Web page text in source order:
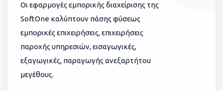
Οι εφαρμογές εμπορικής διαχείρισης της
SoftOne καλύπτουν πάσης φύσεως
εμπορικές επιχειρήσεις, επιχειρήσεις
παροχής υπηρεσιών, εισαγωγικές,
εξαγωγικές, παραγωγής ανεξαρτήτου
μεγέθους.